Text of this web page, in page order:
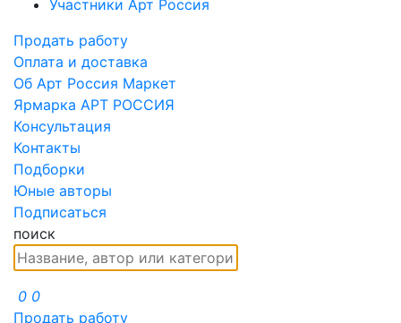
Участники Арт Россия
Продать работу
Оплата и доставка
Об Арт Россия Маркет
Ярмарка АРТ РОССИЯ
Консультация
Контакты
Подборки
Юные авторы
Подписаться
поиск
0 0
Продать работу